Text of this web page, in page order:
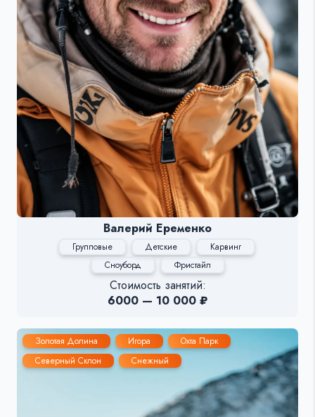
Валерий Еременко
Групповые Детские
Карвинг
Сноуборд
Фристайл
Стоимость занятий:
6000 — 10 000 ₽
Золотая Долина Игора
Охта Парк
Северный Склон
Снежный